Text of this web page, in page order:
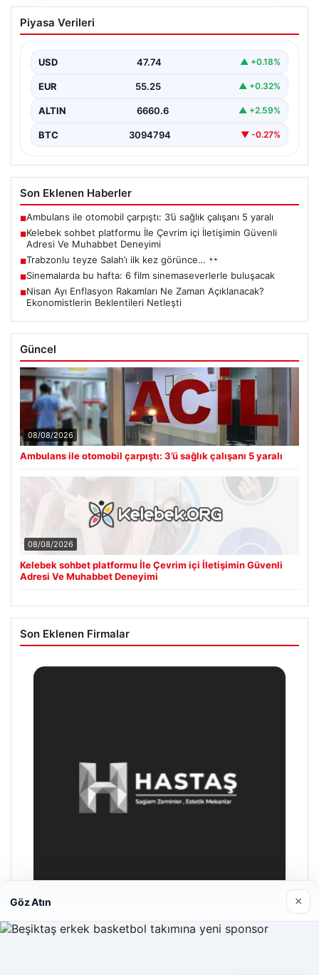
Kelebek sohbet platformu İle Çevrim içi
İletişimin Güvenli Adresi Ve Muhabbet
İnternet dünyasında kullanıcıların güvenli bir biçimde
çeşitli…
Piyasa Verileri
USD 47.74 ▲ +0.18%
EUR 55.25 ▲ +0.32%
ALTIN 6660.6 ▲ +2.59%
BTC 3094794 ▼ -0.27%
Son Eklenen Haberler
■Ambulans ile otomobil çarpıştı: 3’ü sağlık çalışanı 5 yaralı
■Kelebek sohbet platformu İle Çevrim içi İletişimin Güvenli
Adresi Ve Muhabbet Deneyimi
■Trabzonlu teyze Salah’ı ilk kez görünce…
■Sinemalarda bu hafta: 6 film sinemaseverlerle buluşacak
■Nisan Ayı Enflasyon Rakamları Ne Zaman Açıklanacak?
Ekonomistlerin Beklentileri Netleşti
Güncel
08/08/2026
Ambulans ile otomobil çarpıştı: 3’ü sağlık çalışanı 5 yaralı
08/08/2026
Kelebek sohbet platformu İle Çevrim içi İletişimin Güvenli
Adresi Ve Muhabbet Deneyimi
Son Eklenen Firmalar
Göz Atın ×